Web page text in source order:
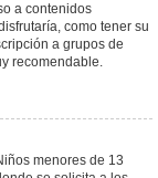
a contenidos
como tener su
a grupos de
recomendable.
menores de 13